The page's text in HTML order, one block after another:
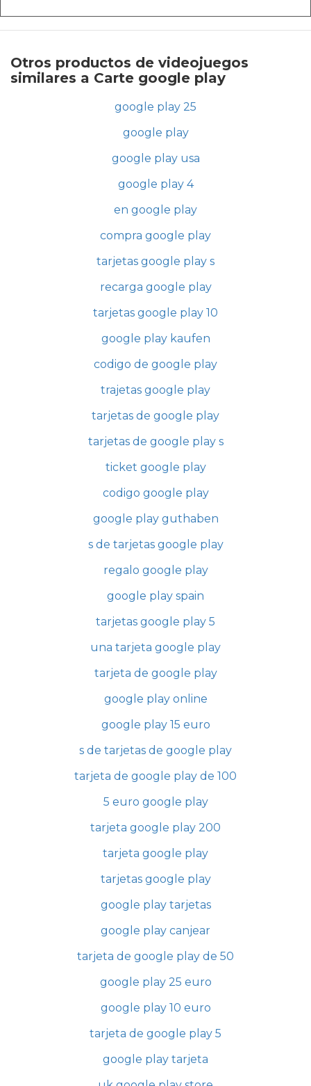
Otros productos de videojuegos
similares a Carte google play
google play 25
google play
google play usa
google play 4
en google play
compra google play
tarjetas google play s
recarga google play
tarjetas google play 10
google play kaufen
codigo de google play
trajetas google play
tarjetas de google play
tarjetas de google play s
ticket google play
codigo google play
google play guthaben
s de tarjetas google play
regalo google play
google play spain
tarjetas google play 5
una tarjeta google play
tarjeta de google play
google play online
google play 15 euro
s de tarjetas de google play
tarjeta de google play de 100
5 euro google play
tarjeta google play 200
tarjeta google play
tarjetas google play
google play tarjetas
google play canjear
tarjeta de google play de 50
google play 25 euro
google play 10 euro
tarjeta de google play 5
google play tarjeta